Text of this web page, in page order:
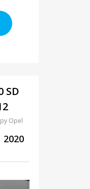
SD
Opel